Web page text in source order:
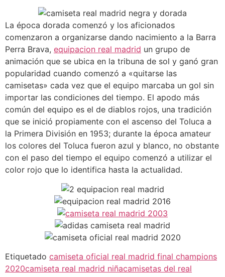
La época dorada comenzó y los aficionados
comenzaron a organizarse dando nacimiento a la Barra
Perra Brava, equipacion real madrid un grupo de
animación que se ubica en la tribuna de sol y ganó gran
popularidad cuando comenzó a «quitarse las
camisetas» cada vez que el equipo marcaba un gol sin
importar las condiciones del tiempo. El apodo más
común del equipo es el de diablos rojos, una tradición
que se inició propiamente con el ascenso del Toluca a
la Primera División en 1953; durante la época amateur
los colores del Toluca fueron azul y blanco, no obstante
con el paso del tiempo el equipo comenzó a utilizar el
color rojo que lo identifica hasta la actualidad.
Etiquetado camiseta oficial real madrid final champions
2020camiseta real madrid niñacamisetas del real